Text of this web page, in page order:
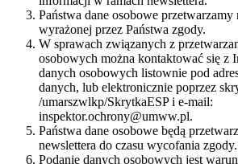
Państwa dane osobowe przetwarzamy
wyrażonej przez Państwa zgody.
W sprawach związanych z
osobowych można kontaktować się z
danych osobowych listownie pod
danych, lub elektronicznie poprzez
/umarszwlkp/SkrytkaESP i e-mail:
inspektor.ochrony@umww.pl.
Państwa dane osobowe będą
newslettera do czasu wycofania zgody.
Podanie danych osobowych jest